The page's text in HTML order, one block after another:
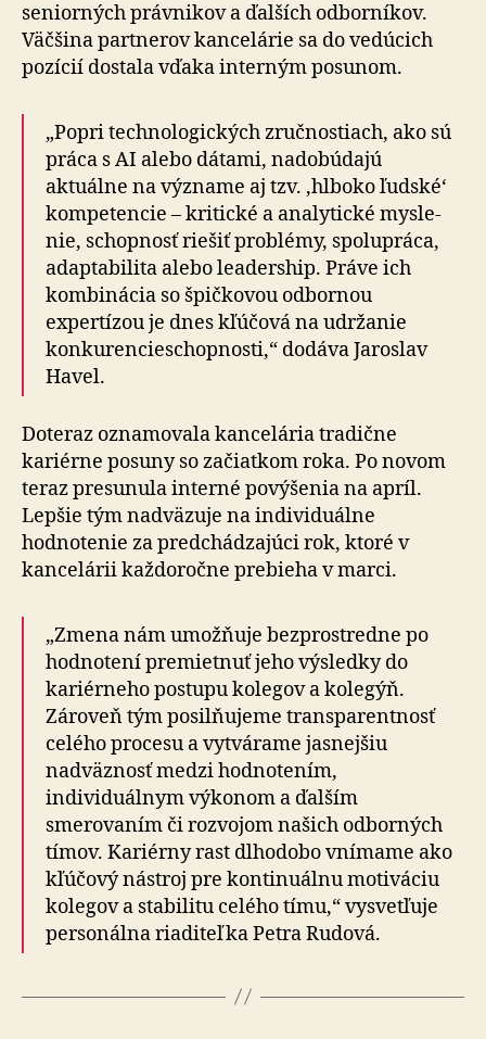
seniorných právnikov a ďalších odborníkov.
Väčšina partnerov kan­ce­lá­rie sa do vedúcich
pozícií dostala vďaka interným posunom.
„Popri technologických zručnostiach, ako sú
práca s AI alebo dátami, nadobúdajú
aktuálne na význame aj tzv. ‚hlboko ľudské‘
kompetencie – kritické a analytické mys­le­
nie, schopnosť riešiť problémy, spolupráca,
adap­ta­bi­li­ta alebo leadership. Práve ich
kombinácia so špič­ko­vou odbornou
expertízou je dnes kľúčová na udr­ža­nie
konkurencieschopnosti,“ dodáva Jaroslav
Havel.
Doteraz oznamovala kancelária tradične
kariérne posuny so začiatkom roka. Po novom
teraz presunula interné po­vý­še­nia na apríl.
Lepšie tým nadväzuje na individuálne
hodnotenie za predchádzajúci rok, ktoré v
kancelárii kaž­do­roč­ne prebieha v marci.
„Zmena nám umožňuje bezprostredne po
hodnotení premietnuť jeho výsledky do
kariérneho postupu ko­le­gov a kolegýň.
Zároveň tým posilňujeme trans­pa­ren­tnosť
celého procesu a vytvárame jasnejšiu
nadväznosť medzi hodnotením,
individuálnym výkonom a ďalším
smerovaním či rozvojom našich odborných
tímov. Ka­riérny rast dlhodobo vnímame ako
kľúčový nástroj pre kontinuálnu motiváciu
kolegov a stabilitu celého tímu,“ vysvetľuje
personálna riaditeľka Petra Rudová.